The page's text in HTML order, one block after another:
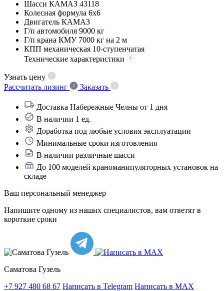
Шасси КАМАЗ 43118
Колесная формула 6х6
Двигатель КАМАЗ
Г/п автомобиля 9000 кг
Г/п крана КМУ 7000 кг на 2 м
КПП механическая 10-ступенчатая
Технические характеристики
Узнать цену
Рассчитать лизинг
Заказать
Доставка Набережные Челны от 1 дня
В наличии 1 ед.
Доработка под любые условия эксплуатации
Минимальные сроки изготовления
В наличии различные шасси
До 100 моделей краноманипуляторных установок на
складе
Ваш персональный менеджер
Напишите одному из наших специалистов, вам ответят в
короткие сроки
Саматова Гузель
+7 927 480 68 67 Написать в Telegram Написать в MAX